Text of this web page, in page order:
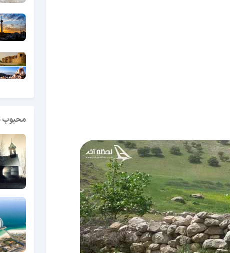
محبوب